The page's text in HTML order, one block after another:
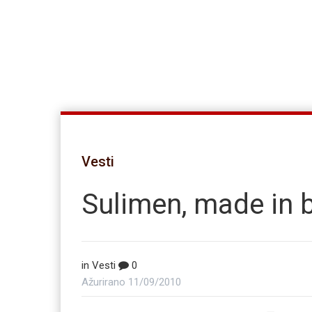
Vesti
Sulimen, made in
in Vesti
0
Ažurirano 11/09/2010